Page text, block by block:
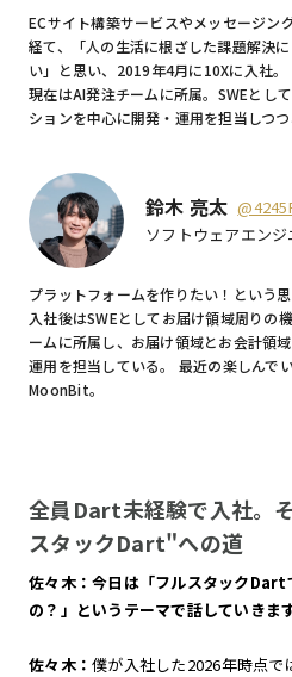
ECサイト構築サービスやメッセージン
経て、「人の生活に根ざした課題解決
い」と思い、2019年4月に10Xに入社
現在はAI発注チームに所属。SWEとし
ションを中心に開発・運用を担当しつつ
鈴木 亮太
ソフトウェアエンジ
プラットフォームを作りたい！という
入社後はSWEとしてお届け領域周りの
ームに所属し、お届け領域とお会計領
運用を担当している。 最近の楽しんで
MoonBit。
全員Dart未経験で入社。
スタックDart"への道
佐々木：今日は「フルスタックDart
の？」というテーマで話していきます
佐々木：僕が入社した2026年時点